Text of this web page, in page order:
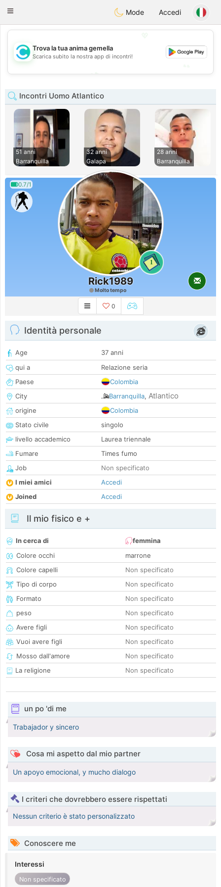
olombiaCitas
Toggle
Mode Accedi
💖
💕
Trova la tua anima gemella
Scarica subito la nostra app di incontri!
Incontri Uomo Atlantico
51 anni
Barranquilla
32 anni
Galapa
28 anni
Barranquilla
0.7/1
1
Rick1989
Molto tempo
0
Identità personale
Age
37 anni
qui a
Relazione seria
Paese
Colombia
City
Barranquilla, Atlantico
origine
Colombia
Stato civile
singolo
livello accademico
Laurea triennale
Fumare
Times fumo
Job
Non specificato
I miei amici
Accedi
Joined
Accedi
Il mio fisico e +
In cerca di
femmina
Colore occhi
marrone
Colore capelli
Non specificato
Tipo di corpo
Non specificato
Formato
Non specificato
peso
Non specificato
Avere figli
Non specificato
Vuoi avere figli
Non specificato
Mosso dall'amore
Non specificato
La religione
Non specificato
un po 'di me
Trabajador y sincero
Cosa mi aspetto dal mio partner
Un apoyo emocional, y mucho dialogo
I criteri che dovrebbero essere rispettati
Nessun criterio è stato personalizzato
Conoscere me
Interessi
Non specificato